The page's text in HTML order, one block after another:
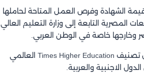
الشهادة وفرص العمل المتاحة لحاملها
التابعة إلى وزارة التعليم العالي
خاصة في الوطن العربي.
وجود العديد من الجامعات المصرية ضمن قوائم تصنيفات عالمية مثل تصنيف Times Higher Education العالمي